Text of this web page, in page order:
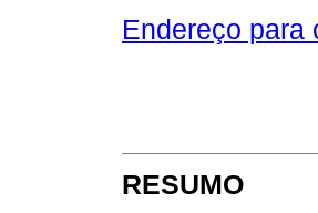
Endereço para
RESUMO